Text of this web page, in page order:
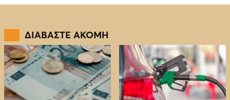
ΔΙΑΒΑΣΤΕ ΑΚΟΜΗ